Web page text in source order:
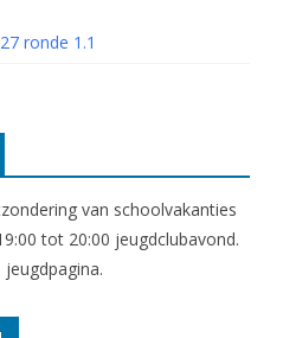
ronde 1.1
van schoolvakanties
tot 20:00 jeugdclubavond.
jeugdpagina.